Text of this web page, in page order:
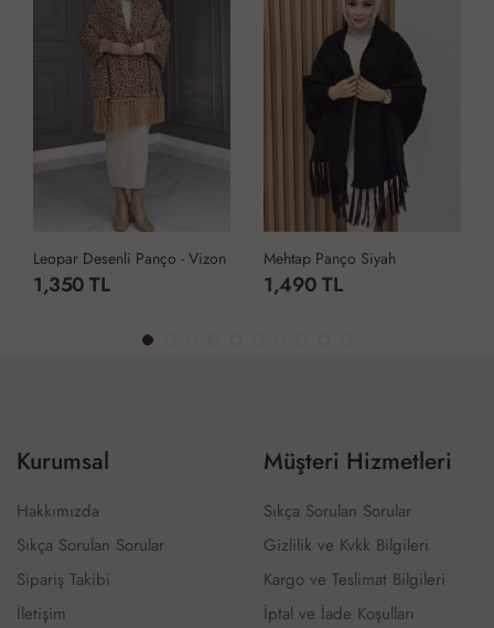
Leopar Desenli Panço - Vizon
1,350 TL
Mehtap Panço Siyah
1,490 TL
Kurumsal
Hakkımızda
Sıkça Sorulan Sorular
Sipariş Takibi
İletişim
Müşteri Hizmetleri
Sıkça Sorulan Sorular
Gizlilik ve Kvkk Bilgileri
Kargo ve Teslimat Bilgileri
İptal ve İade Koşulları